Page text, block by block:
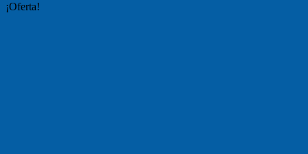
¡Oferta!